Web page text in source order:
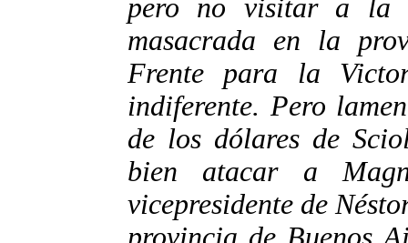
pero no visitar a la
masacrada en la
Frente para la
indiferente. Pero
de los dólares de
bien atacar a
vicepresidente de